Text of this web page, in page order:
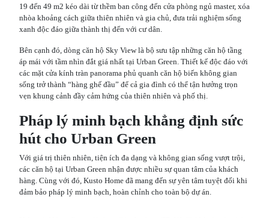
19 đến 49 m2 kéo dài từ thềm ban công đến cửa phòng ngủ master, xóa
nhòa khoảng cách giữa thiên nhiên và gia chủ, đưa trải nghiệm sống
xanh độc đáo giữa thành thị đến với cư dân.
Bên cạnh đó, dòng căn hộ Sky View là bộ sưu tập những căn hộ tầng
áp mái với tầm nhìn đắt giá nhất tại Urban Green. Thiết kế độc đáo với
các mặt cửa kính tràn panorama phủ quanh căn hộ biến không gian
sống trở thành “hàng ghế đầu” để cả gia đình có thể tận hưởng trọn
vẹn khung cảnh đầy cảm hứng của thiên nhiên và phố thị.
Pháp lý minh bạch khẳng định sức
hút cho Urban Green
Với giá trị thiên nhiên, tiện ích đa dạng và không gian sống vượt trội,
các căn hộ tại Urban Green nhận được nhiều sự quan tâm của khách
hàng. Cùng với đó, Kusto Home đã mang đến sự yên tâm tuyệt đối khi
đảm bảo pháp lý minh bạch, hoàn chỉnh cho toàn bộ dự án.